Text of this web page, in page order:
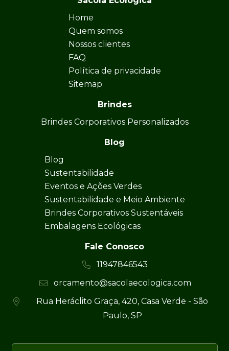
Home
Quem somos
Nossos clientes
FAQ
Política de privacidade
Sitemap
Brindes
Brindes Corporativos Personalizados
Blog
Blog
Sustentabilidade
Eventos e Ações Verdes
Sustentabilidade e Meio Ambiente
Brindes Corporativos Sustentáveis
Embalagens Ecológicas
Fale Conosco
11947846543
orcamento@sacolaecologica.com
Rua Heráclito Graça, 420, Casa Verde - São
Paulo, SP